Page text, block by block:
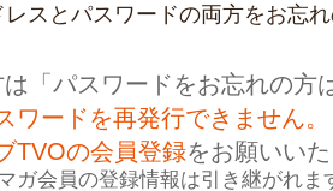
レスとパスワードの両方をお忘
「パスワードをお忘れの方
ワードを再発行できません。
TVOの会員登録をお願いいた
ガ会員の登録情報は引き継がれま